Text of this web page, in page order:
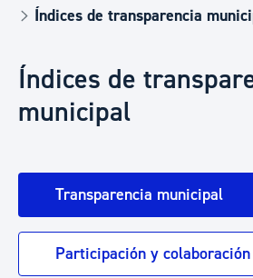
Índices de transparencia
Índices de
municipal
Transparencia municipal
Participación y colaboración